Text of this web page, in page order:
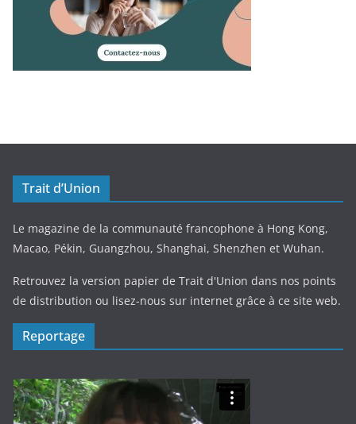
Trait d’Union
Le magazine de la communauté francophone à Hong Kong,
Macao, Pékin, Guangzhou, Shanghai, Shenzhen et Wuhan.
Retrouvez la version papier de Trait d'Union dans nos points
de distribution ou lisez-nous sur internet grâce à ce site web.
Reportage